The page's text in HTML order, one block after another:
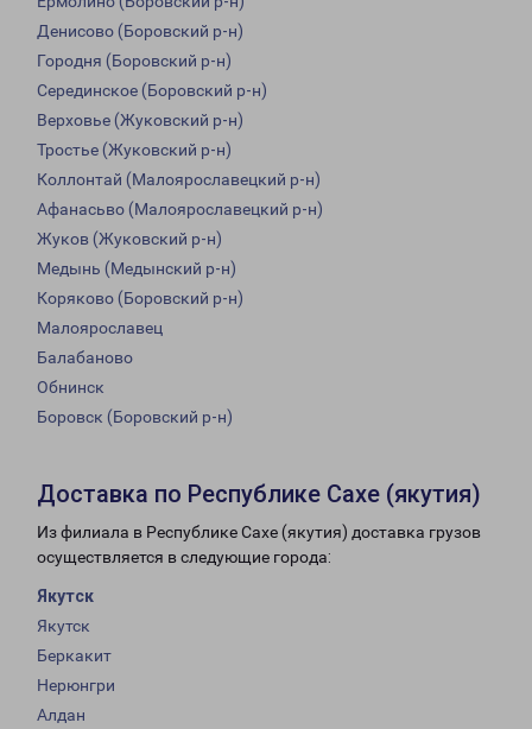
Денисово (Боровский р-н)
Городня (Боровский р-н)
Серединское (Боровский р-н)
Верховье (Жуковский р-н)
Тростье (Жуковский р-н)
Коллонтай (Малоярославецкий р-н)
Афанасьво (Малоярославецкий р-н)
Жуков (Жуковский р-н)
Медынь (Медынский р-н)
Коряково (Боровский р-н)
Малоярославец
Балабаново
Обнинск
Боровск (Боровский р-н)
Доставка по Республике Сахе (якутия)
Из филиала в Республике Сахе (якутия) доставка грузов
осуществляется в следующие города:
Якутск
Якутск
Беркакит
Нерюнгри
Алдан